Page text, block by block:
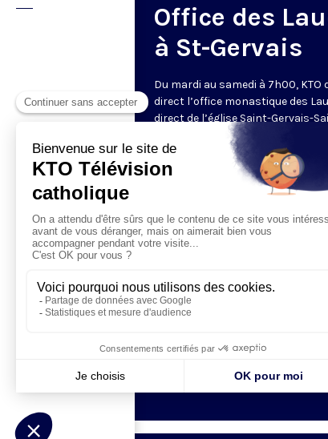
Office des
à St-Gervais
Du mardi au samedi à 7h00, KTO
direct l’office monastique des
direct de l’église Saint-Gervais-
(Paris IVe), avec les Fraternités
de Jérusalem. Les Laudes – dont
dérivé du terme latin qui signifie
sont d’abord la prière de
journée pour remercier Dieu du
fait de ce jour nouveau, et le
entier sous son regard. Mais son
Résurrection du Seigneur, "soleil
nous visiter" (Lc 1,28).